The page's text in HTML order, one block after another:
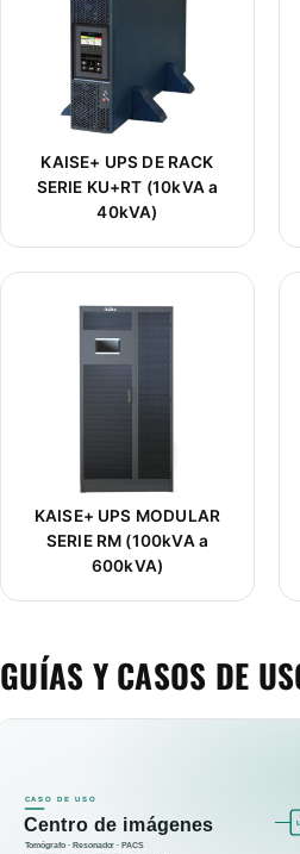
KAISE+ UPS DE RACK
SERIE KU+RT (10kVA a
40kVA)
KAISE+ UPS MODULAR
SERIE RM (100kVA a
600kVA)
GUÍAS Y CASOS DE